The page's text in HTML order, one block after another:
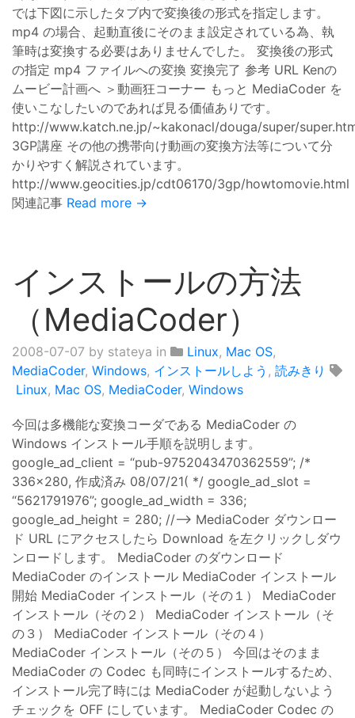
では下図に示したタブ内で変換後の形式を指定します。
mp4 の場合、起動直後にそのまま設定されている為、執
筆時は変換する必要はありませんでした。 変換後の形式
の指定 mp4 ファイルへの変換 変換完了 参考 URL Kenの
ムービー計画へ ＞動画狂コーナー もっと MediaCoder を
使いこなしたいのであれば見る価値ありです。
http://www.katch.ne.jp/~kakonacl/douga/super/
3GP講座 その他の携帯向け動画の変換方法等について分
かりやすく解説されています。
http://www.geocities.jp/cdt06170/3gp/howtomovie.html
関連記事 Read more →
インストールの方法
（MediaCoder）
2008-07-07 by stateya in Linux, Mac OS,
MediaCoder, Windows, インストールしよう , 読みきり
Linux, Mac OS, MediaCoder, Windows
今回は多機能な変換コーダである MediaCoder の
Windows インストール手順を説明します。
google_ad_client = “pub-9752043470362559”; /*
336x280, 作成済み 08/07/21( */ google_ad_slot =
“5621791976”; google_ad_width = 336;
google_ad_height = 280; //–> MediaCoder ダウンロー
ド URL にアクセスしたら Download を左クリックしダウ
ンロードします。 MediaCoder のダウンロード
MediaCoder のインストール MediaCoder インストール
開始 MediaCoder インストール（その１） MediaCoder
インストール（その２） MediaCoder インストール（そ
の３） MediaCoder インストール（その４）
MediaCoder インストール（その５） 今回はそのまま
MediaCoder の Codec も同時にインストールするため、
インストール完了時には MediaCoder が起動しないよう
チェックを OFF にしています。 MediaCoder Codec の